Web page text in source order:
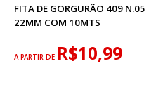
FITA DE GORGURÃO 409 N.05
22MM COM 10MTS
A PARTIR DE R$10,99